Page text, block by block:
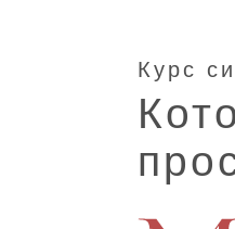
Курс